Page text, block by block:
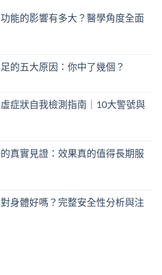
能的影響有多大？醫學角度全面
的五大原因：你中了幾個？
症狀自我檢測指南｜10大警號與
真實見證：效果真的值得長期服
身體好嗎？完整安全性分析與注